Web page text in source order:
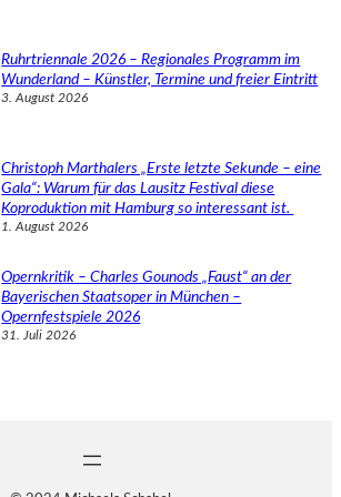
Ruhrtriennale 2026 – Regionales Programm im
Wunderland – Künstler, Termine und freier Eintritt
3. August 2026
Christoph Marthalers „Erste letzte Sekunde – eine
Gala“: Warum für das Lausitz Festival diese
Koproduktion mit Hamburg so interessant ist.
1. August 2026
Opernkritik – Charles Gounods „Faust“ an der
Bayerischen Staatsoper in München –
Opernfestspiele 2026
31. Juli 2026